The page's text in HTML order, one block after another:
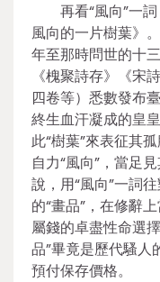
再看“風向”一
風向的一片樹葉》
年至那時問世的十
《槐聚詩存》《宋
四卷等）悉數發布
終生血汗凝成的皇
此“樹葉”來表征其
自力“風向”，當足
說，用“風向”一詞
的“畫品”，在修辭
屬錢的卓盡性命選
品”畢竟是歷代騷人
預付保存價格。